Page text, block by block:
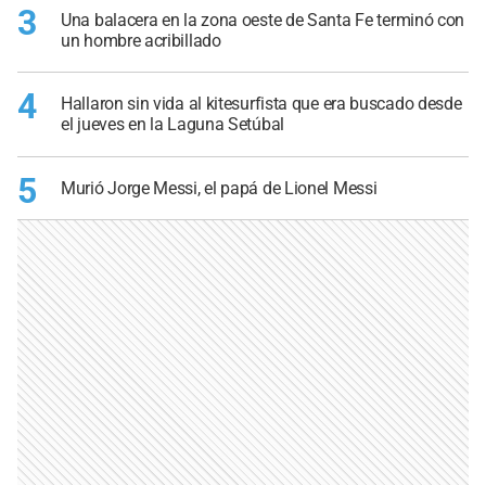
3
Una balacera en la zona oeste de Santa Fe terminó con
un hombre acribillado
4
Hallaron sin vida al kitesurfista que era buscado desde
el jueves en la Laguna Setúbal
5 Murió Jorge Messi, el papá de Lionel Messi